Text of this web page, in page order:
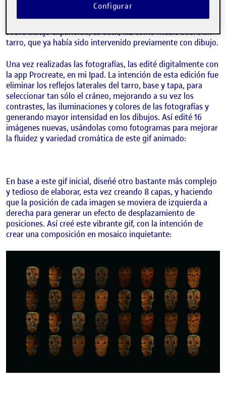
Considero que lo realizado fue practicar dibujo expandido,
sobre dibujo expandido, es decir, luz como medio sobre un
tarro, que ya había sido intervenido previamente con dibujo.
Una vez realizadas las fotografías, las edité digitalmente con
la app Procreate, en mi Ipad. La intención de esta edición fue
eliminar los reflejos laterales del tarro, base y tapa, para
seleccionar tan sólo el cráneo, mejorando a su vez los
contrastes, las iluminaciones y colores de las fotografías y
generando mayor intensidad en los dibujos. Así edité 16
imágenes nuevas, usándolas como fotogramas para mejorar
la fluidez y variedad cromática de este gif animado:
En base a este gif inicial, diseñé otro bastante más complejo
y tedioso de elaborar, esta vez creando 8 capas, y haciendo
que la posición de cada imagen se moviera de izquierda a
derecha para generar un efecto de desplazamiento de
posiciones. Así creé este vibrante gif, con la intención de
crear una composición en mosaico inquietante:
Configurar